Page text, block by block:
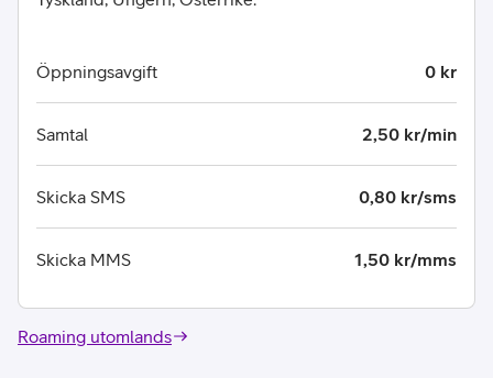
Öppningsavgift 0 kr
Samtal 2,50 kr/min
Skicka SMS 0,80 kr/sms
Skicka MMS 1,50 kr/mms
Roaming utomlands